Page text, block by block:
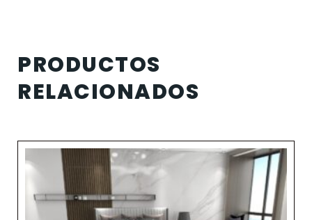
PRODUCTOS
RELACIONADOS